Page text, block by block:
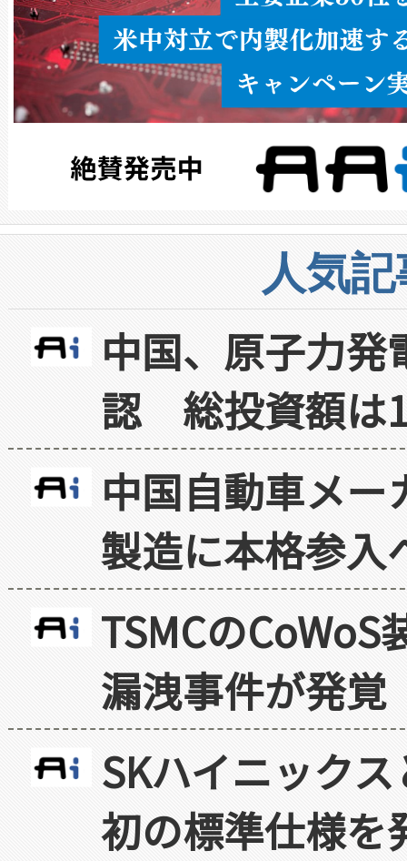
人気
中国、原子力
認 総投資額は
中国自動車メ
製造に本格参入
TSMCの
漏洩事件が発覚
SKハイニック
初の標準仕様を